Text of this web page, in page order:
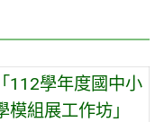
112學年度國中小
組展工作坊」